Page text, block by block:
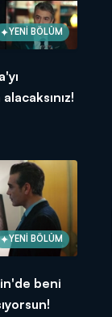
YENİ BÖLÜM
YENİ BÖLÜM
beni